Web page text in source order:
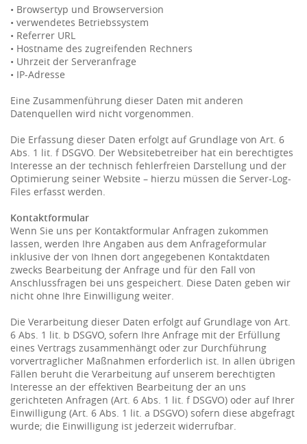
• Browsertyp und Browserversion
• verwendetes Betriebssystem
• Referrer URL
• Hostname des zugreifenden Rechners
• Uhrzeit der Serveranfrage
• IP-Adresse
Eine Zusammenführung dieser Daten mit anderen
Datenquellen wird nicht vorgenommen.
Die Erfassung dieser Daten erfolgt auf Grundlage von Art. 6
Abs. 1 lit. f DSGVO. Der Websitebetreiber hat ein berechtigtes
Interesse an der technisch fehlerfreien Darstellung und der
Optimierung seiner Website – hierzu müssen die Server-Log-
Files erfasst werden.
Kontaktformular
Wenn Sie uns per Kontaktformular Anfragen zukommen
lassen, werden Ihre Angaben aus dem Anfrageformular
inklusive der von Ihnen dort angegebenen Kontaktdaten
zwecks Bearbeitung der Anfrage und für den Fall von
Anschlussfragen bei uns gespeichert. Diese Daten geben wir
nicht ohne Ihre Einwilligung weiter.
Die Verarbeitung dieser Daten erfolgt auf Grundlage von Art.
6 Abs. 1 lit. b DSGVO, sofern Ihre Anfrage mit der Erfüllung
eines Vertrags zusammenhängt oder zur Durchführung
vorvertraglicher Maßnahmen erforderlich ist. In allen übrigen
Fällen beruht die Verarbeitung auf unserem berechtigten
Interesse an der effektiven Bearbeitung der an uns
gerichteten Anfragen (Art. 6 Abs. 1 lit. f DSGVO) oder auf Ihrer
Einwilligung (Art. 6 Abs. 1 lit. a DSGVO) sofern diese abgefragt
wurde; die Einwilligung ist jederzeit widerrufbar.